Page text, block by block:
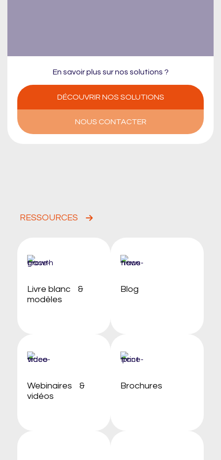
En savoir plus sur nos solutions ?
DÉCOUVRIR NOS SOLUTIONS
NOUS CONTACTER
RESSOURCES
Livre blanc &
modèles
Blog
Webinaires &
vidéos
Brochures